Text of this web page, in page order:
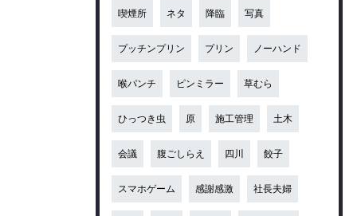
喫煙所 ネタ 降臨 写真
プッチンプリン プリン ノーハンド
喉パンチ ピンミラー 草むら
ひっつき虫 原 施工管理 土木
会議 腹ごしらえ 四川 餃子
スマホゲーム 感謝感激 社長夫婦